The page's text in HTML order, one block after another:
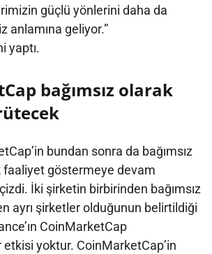
güçlü yönlerini daha da
anlamına geliyor.”
yaptı.
bağımsız olarak
bundan sonra da bağımsız
faaliyet göstermeye devam
İki şirketin birbirinden bağımsız
ayrı şirketler olduğunun belirtildiği
CoinMarketCap
etkisi yoktur. CoinMarketCap’in